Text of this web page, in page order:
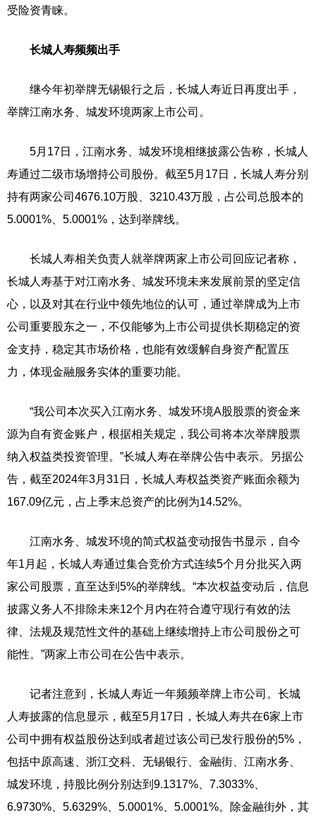
受险资青睐。
长城人寿频频出手
继今年初举牌无锡银行之后，长城人寿近日再度出手，
举牌江南水务、城发环境两家上市公司。
5月17日，江南水务、城发环境相继披露公告称，长城人
寿通过二级市场增持公司股份。截至5月17日，长城人寿分别
持有两家公司4676.10万股、3210.43万股，占公司总股本的
5.0001%、5.0001%，达到举牌线。
长城人寿相关负责人就举牌两家上市公司回应记者称，
长城人寿基于对江南水务、城发环境未来发展前景的坚定信
心，以及对其在行业中领先地位的认可，通过举牌成为上市
公司重要股东之一，不仅能够为上市公司提供长期稳定的资
金支持，稳定其市场价格，也能有效缓解自身资产配置压
力，体现金融服务实体的重要功能。
“我公司本次买入江南水务、城发环境A股股票的资金来
源为自有资金账户，根据相关规定，我公司将本次举牌股票
纳入权益类投资管理。”长城人寿在举牌公告中表示。另据公
告，截至2024年3月31日，长城人寿权益类资产账面余额为
167.09亿元，占上季末总资产的比例为14.52%。
江南水务、城发环境的简式权益变动报告书显示，自今
年1月起，长城人寿通过集合竞价方式连续5个月分批买入两
家公司股票，直至达到5%的举牌线。“本次权益变动后，信息
披露义务人不排除未来12个月内在符合遵守现行有效的法
律、法规及规范性文件的基础上继续增持上市公司股份之可
能性。”两家上市公司在公告中表示。
记者注意到，长城人寿近一年频频举牌上市公司。长城
人寿披露的信息显示，截至5月17日，长城人寿共在6家上市
公司中拥有权益股份达到或者超过该公司已发行股份的5%，
包括中原高速、浙江交科、无锡银行、金融街、江南水务、
城发环境，持股比例分别达到9.1317%、7.3033%、
6.9730%、5.6329%、5.0001%、5.0001%。除金融街外，其